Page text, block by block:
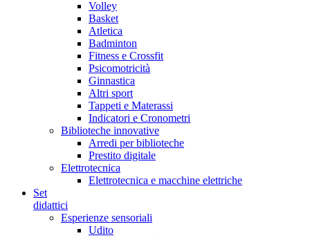
Volley
Basket
Atletica
Badminton
Fitness e Crossfit
Psicomotricità
Ginnastica
Altri sport
Tappeti e Materassi
Indicatori e Cronometri
Biblioteche innovative
Arredi per biblioteche
Prestito digitale
Elettrotecnica
Elettrotecnica e macchine elettriche
Set
didattici
Esperienze sensoriali
Udito